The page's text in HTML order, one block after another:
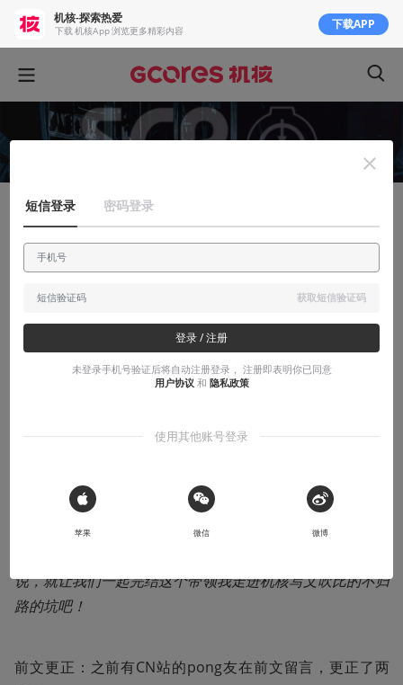
模因与逆模因：基金会最大的敌人（下）
额，【数据删除】剑是什么，我怎么记不得了
2017-05-06
导言：很抱歉这篇文章坑了这么久，其实之前一直想写一篇
模因和宗教之间的联系的假想文，但是起了三篇草稿都不知
说，就让我们一起完结这个带领我走进机核写文吹比的不归
路的坑吧！
前文更正：之前有CN站的pong友在前文留言，更正了两
机核-探索热爱
下载 机核App 浏览更多精彩内容 下载APP
短信登录 密码登录
获取短信验证码
登录 / 注册
未登录手机号验证后将自动注册登录， 注册即表明你已同意
用户协议 和 隐私政策
使用其他账号登录
 Sign in with Apple
苹果 微信 微博